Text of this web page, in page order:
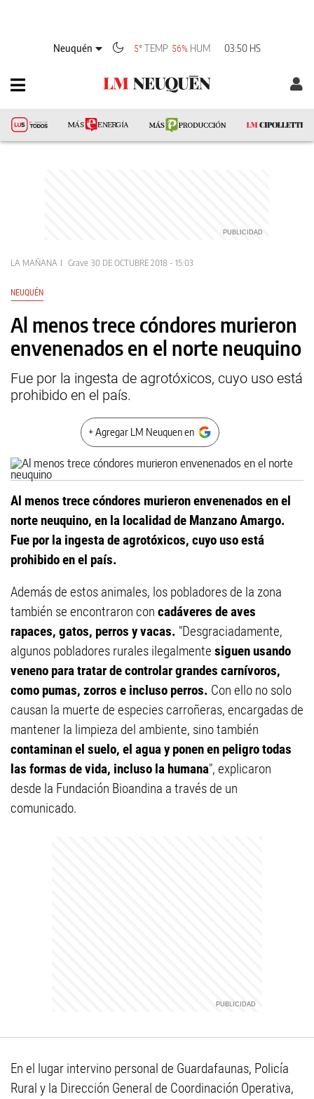
Neuquén 5°TEMP 56% HUM 03:50 HS
LA MAÑANA Grave 30 DE OCTUBRE 2018 - 15:03
NEUQUÉN
Al menos trece cóndores murieron
envenenados en el norte neuquino
Fue por la ingesta de agrotóxicos, cuyo uso está
prohibido en el país.
+ Agregar LM Neuquen en
Al menos trece cóndores murieron envenenados en el
norte neuquino, en la localidad de Manzano Amargo.
Fue por la ingesta de agrotóxicos, cuyo uso está
prohibido en el país.
Además de estos animales, los pobladores de la zona
también se encontraron con cadáveres de aves
rapaces, gatos, perros y vacas. "Desgraciadamente,
algunos pobladores rurales ilegalmente siguen usando
veneno para tratar de controlar grandes carnívoros,
como pumas, zorros e incluso perros. Con ello no solo
causan la muerte de especies carroñeras, encargadas de
mantener la limpieza del ambiente, sino también
contaminan el suelo, el agua y ponen en peligro todas
las formas de vida, incluso la humana", explicaron
desde la Fundación Bioandina a través de un
comunicado.
En el lugar intervino personal de Guardafaunas, Policía
Rural y la Dirección General de Coordinación Operativa,